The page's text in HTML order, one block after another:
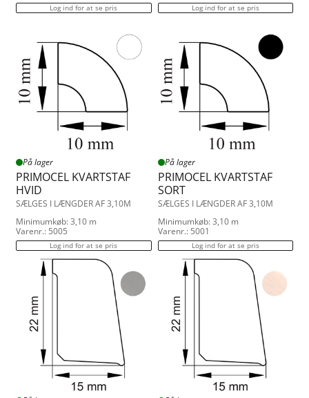
Log ind for at se pris Log ind for at se pris
På lager
PRIMOCEL KVARTSTAF
HVID
SÆLGES I LÆNGDER AF 3,10M
Minimumkøb: 3,10 m
Varenr.: 5005
Log ind for at se pris
På lager
PRIMOCEL KVARTSTAF
SORT
SÆLGES I LÆNGDER AF 3,10M
Minimumkøb: 3,10 m
Varenr.: 5001
Log ind for at se pris